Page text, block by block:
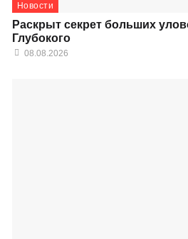
Новости
Раскрыт секрет больших
Глубокого
08.08.2026